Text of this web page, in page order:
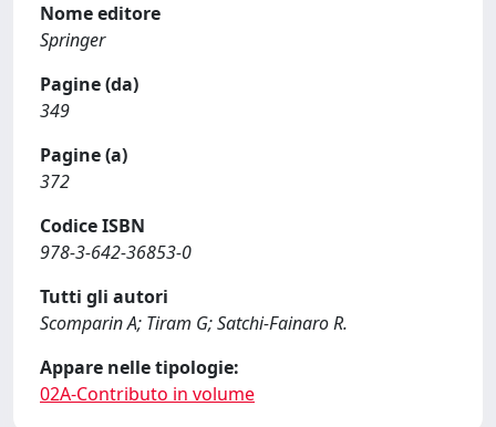
Nome editore
Springer
Pagine (da)
349
Pagine (a)
372
Codice ISBN
978-3-642-36853-0
Tutti gli autori
Scomparin A; Tiram G; Satchi-Fainaro R.
Appare nelle tipologie:
02A-Contributo in volume